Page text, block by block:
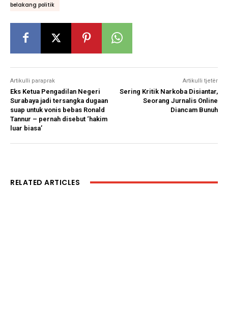
belakang politik
Artikulli paraprak
Eks Ketua Pengadilan Negeri
Surabaya jadi tersangka dugaan
suap untuk vonis bebas Ronald
Tannur – pernah disebut ‘hakim
luar biasa’
Artikulli tjetër
Sering Kritik Narkoba Disiantar,
Seorang Jurnalis Online
Diancam Bunuh
RELATED ARTICLES